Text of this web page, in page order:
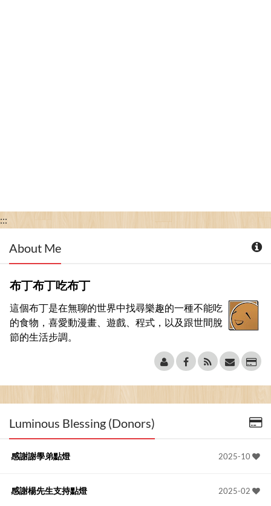
:::
About Me
布丁布丁吃布丁
這個布丁是在無聊的世界中找尋樂趣的一種不能吃
的食物，喜愛動漫畫、遊戲、程式，以及跟世間脫
節的生活步調。
Luminous Blessing (Donors)
2025-10
感謝謝學弟點燈
2025-02
感謝楊先生支持點燈